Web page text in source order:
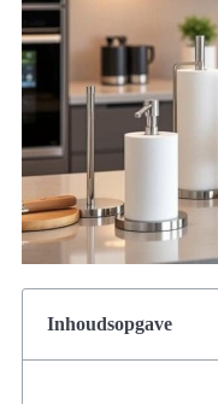
Inhoudsopgave